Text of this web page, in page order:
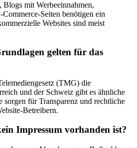
Blogs mit Werbeeinnahmen,
Seiten benötigen ein
Websites sind meist
gelten für das
(TMG) die
und der Schweiz gibt es ähnliche
sorgen für Transparenz und rechtliche
Betreibern.
Impressum vorhanden ist?